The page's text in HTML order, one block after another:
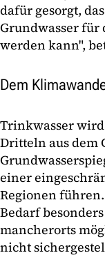
dafür gesorgt,
Grundwasser für
werden kann",
Dem
Trinkwasser
Dritteln aus dem
einer
Regionen
Bedarf
mancherorts
nicht